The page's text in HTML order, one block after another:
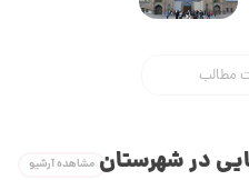
مطالب
در شهرستان مشاهده آرشیو